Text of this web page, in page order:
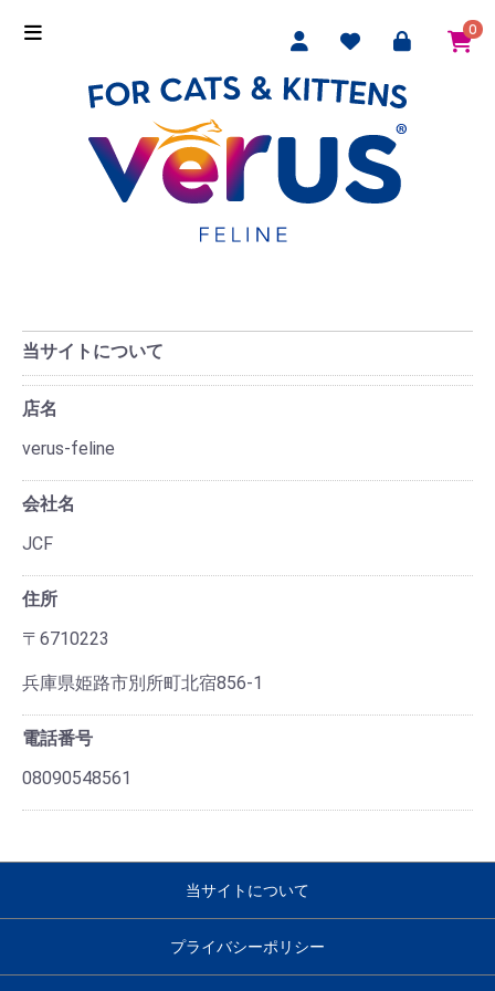
0
当サイトについて
店名
verus-feline
会社名
JCF
住所
〒6710223
兵庫県姫路市別所町北宿856-1
電話番号
08090548561
当サイトについて
プライバシーポリシー